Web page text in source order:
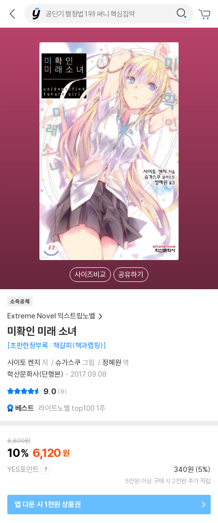
사이즈비교 공유하기
소득공제
Extreme Novel 익스트림노벨
미확인 미래 소녀
초판한정부록 : 책갈피(책과랩핑)
사이토 켄지 저 슈가스쿠 그림 정혜원 역
학산문화사(단행본)
2017.09.08.
9.0 9
베스트 라이트노벨 top100 1주
6,800원
10 6,120
YES포인트 340원 (5%)
5만원 이상 구매 시 2천원 추가 적립
앱 다운 시 1천원 상품권